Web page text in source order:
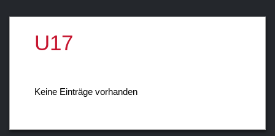
Sponsoren / Partner
U17
Keine Einträge vorhanden